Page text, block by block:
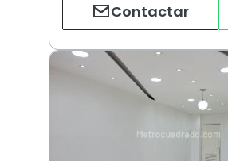
Contactar